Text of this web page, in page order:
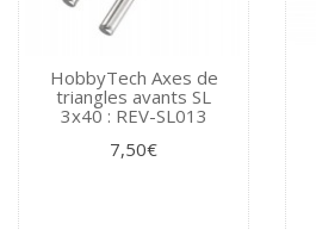
HobbyTech Axes de
triangles avants SL
3x40 : REV-SL013
7,50€